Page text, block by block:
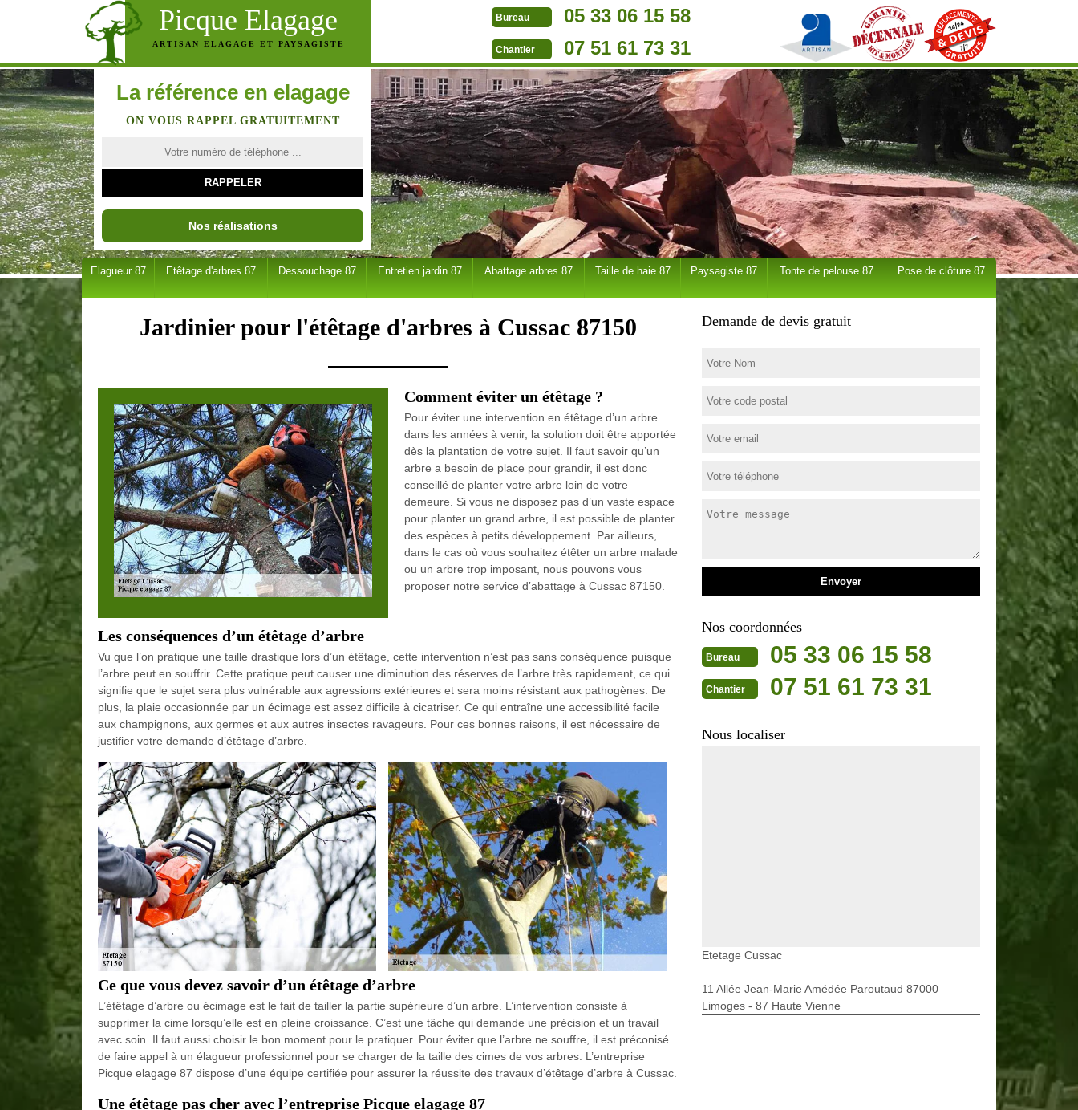
Picque Elagage
ARTISAN ELAGAGE ET PAYSAGISTE
Bureau 05 33 06 15 58
Chantier 07 51 61 73 31
La référence en elagage
ON VOUS RAPPEL GRATUITEMENT
Nos réalisations
Elagueur 87 Etêtage d'arbres 87 Dessouchage 87 Entretien jardin 87 Abattage arbres 87 Taille de haie 87 Paysagiste 87 Tonte de pelouse 87 Pose de clôture 87
Jardinier pour l'étêtage d'arbres à Cussac 87150
Comment éviter un étêtage ?
Pour éviter une intervention en étêtage d’un arbre
dans les années à venir, la solution doit être apportée
dès la plantation de votre sujet. Il faut savoir qu’un
arbre a besoin de place pour grandir, il est donc
conseillé de planter votre arbre loin de votre
demeure. Si vous ne disposez pas d’un vaste espace
pour planter un grand arbre, il est possible de planter
des espèces à petits développement. Par ailleurs,
dans le cas où vous souhaitez étêter un arbre malade
ou un arbre trop imposant, nous pouvons vous
proposer notre service d’abattage à Cussac 87150.
Les conséquences d’un étêtage d’arbre
Vu que l’on pratique une taille drastique lors d’un étêtage, cette intervention n’est pas sans conséquence puisque
l’arbre peut en souffrir. Cette pratique peut causer une diminution des réserves de l’arbre très rapidement, ce qui
signifie que le sujet sera plus vulnérable aux agressions extérieures et sera moins résistant aux pathogènes. De
plus, la plaie occasionnée par un écimage est assez difficile à cicatriser. Ce qui entraîne une accessibilité facile
aux champignons, aux germes et aux autres insectes ravageurs. Pour ces bonnes raisons, il est nécessaire de
justifier votre demande d’étêtage d’arbre.
Ce que vous devez savoir d’un étêtage d’arbre
L’étêtage d’arbre ou écimage est le fait de tailler la partie supérieure d’un arbre. L’intervention consiste à
supprimer la cime lorsqu’elle est en pleine croissance. C’est une tâche qui demande une précision et un travail
avec soin. Il faut aussi choisir le bon moment pour le pratiquer. Pour éviter que l’arbre ne souffre, il est préconisé
de faire appel à un élagueur professionnel pour se charger de la taille des cimes de vos arbres. L’entreprise
Picque elagage 87 dispose d’une équipe certifiée pour assurer la réussite des travaux d’étêtage d’arbre à Cussac.
Une étêtage pas cher avec l’entreprise Picque elagage 87
Demande de devis gratuit
Nos coordonnées
Bureau 05 33 06 15 58
Chantier 07 51 61 73 31
Nous localiser
Etetage Cussac
11 Allée Jean-Marie Amédée Paroutaud 87000
Limoges - 87 Haute Vienne